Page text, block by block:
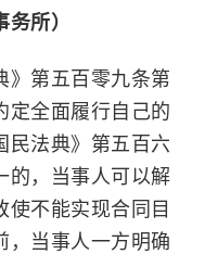
所）
》第五百零九条第
定全面履行自己的
民法典》第五百六
的，当事人可以解
使不能实现合同目
，当事人一方明确